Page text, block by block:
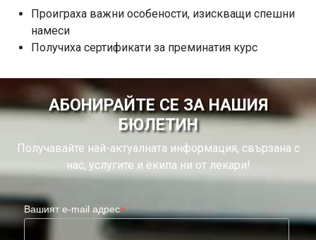
Проиграха важни особености, изискващи спешни
намеси
Получиха сертификати за преминатия курс
АБОНИРАЙТЕ СЕ ЗА НАШИЯ
БЮЛЕТИН
Получавайте най-актуалната информация, свързана с
нас, услугите и екипа ни от лекари!
Вашият e-mail адрес*